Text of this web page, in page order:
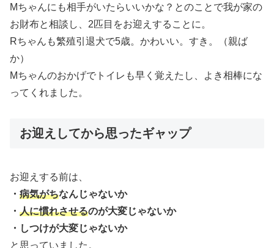
Mちゃんにも相手がいたらいいかな？とのことで我が家の
お財布と相談し、2匹目をお迎えすることに。
Rちゃんも繁殖引退犬で5歳。かわいい。すき。（親ば
か）
Mちゃんのおかげでトイレも早く覚えたし、よき相棒にな
ってくれました。
お迎えしてから思ったギャップ
お迎えする前は、
・ 病気がちなんじゃないか
・ 人に慣れさせるのが大変じゃないか
・しつけが大変じゃないか
と思っていました。